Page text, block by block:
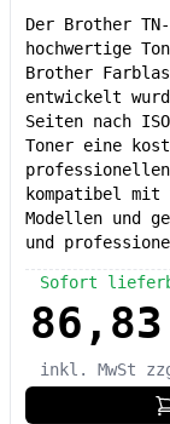
Der Brother
hochwertige
Brother
entwickelt
Seiten nach
Toner eine
kompatibel mit
Modellen und
und
Sofort
inkl. MwSt